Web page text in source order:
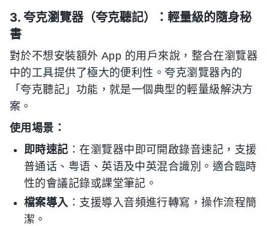
3. 夸克瀏覽器（夸克聽記）：輕量級的隨身秘
書
對於不想安裝額外 App 的用戶來說，整合在瀏覽器
中的工具提供了極大的便利性。夸克瀏覽器內的
「夸克聽記」功能，就是一個典型的輕量級解決方
案。
使用場景：
即時速記 ：在瀏覽器中即可開啟錄音速記，支援
普通话、粤语、英语及中英混合識別。適合臨時
性的會議記錄或課堂筆記。
檔案導入 ：支援導入音頻進行轉寫，操作流程簡
潔。